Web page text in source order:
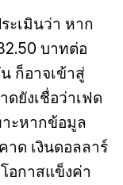
ะเมินว่า หาก
บาทต่อ
ก็อาจเข้าสู่
ยังเชื่อว่าเฟด
ะหากข้อมูล
าด เงินดอลลาร์
อกาสแข็งค่า